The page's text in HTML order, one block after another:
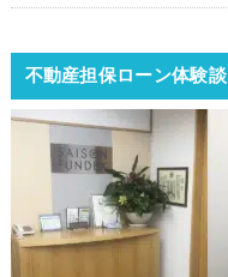
不動産担保ローン体験談